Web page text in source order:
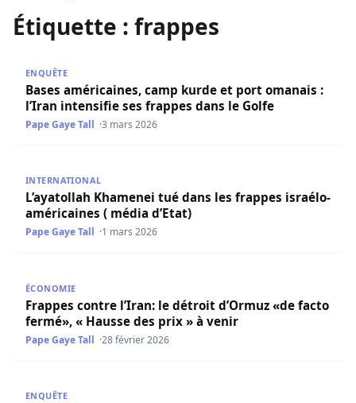
Étiquette : frappes
ENQUÊTE
Bases américaines, camp kurde et port omanais :
l’Iran intensifie ses frappes dans le Golfe
Pape Gaye Tall 3 mars 2026
INTERNATIONAL
L’ayatollah Khamenei tué dans les frappes israélo-
américaines ( média d’Etat)
Pape Gaye Tall 1 mars 2026
ÉCONOMIE
Frappes contre l’Iran: le détroit d’Ormuz «de facto
fermé», « Hausse des prix » à venir
Pape Gaye Tall 28 février 2026
ENQUÊTE